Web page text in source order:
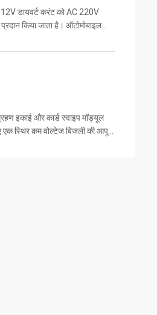
12V डायवर्ट करंट को AC 220V
किया जाता है। ऑटोमोबाइल
इकाई और कार्ड स्वाइप मॉड्यूल
स्थिर कम वोल्टेज बिजली की आपूर्ति